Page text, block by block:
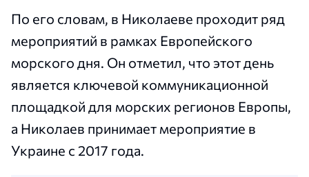
По его словам, в Николаеве проходит ряд
мероприятий в рамках Европейского
морского дня. Он отметил, что этот день
является ключевой коммуникационной
площадкой для морских регионов Европы,
а Николаев принимает мероприятие в
Украине с 2017 года.